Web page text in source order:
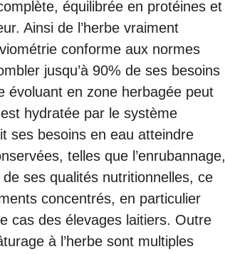
équilibrée en protéines et
Ainsi de l’herbe vraiment
conforme aux normes
jusqu’à 90% de ses besoins
évoluant en zone herbagée peut
hydratée par le système
ses besoins en eau atteindre
telles que l’enrubannage,
de ses qualités nutritionnelles, ce
concentrés, en particulier
cas des élevages laitiers. Outre
à l’herbe sont multiples